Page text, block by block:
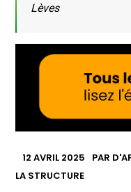
Lèves
12 AVRIL 2025 PAR
LA STRUCTURE